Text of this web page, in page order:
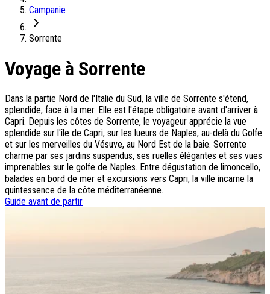
Notre nouveauté : Madère douceur Atlantique
Séjour en amoureux : Acacia Marina
Un circuit au charme slovène
Voyage en petit groupe au Parthénope
Nos voyages
Destinations
Croatie
Espagne
Grèce
Italie
Portugal
Campanie
Sorrente
Voyage à Sorrente
Dans la partie Nord de l'Italie du Sud, la ville de Sorrente s'étend,
splendide, face à la mer. Elle est l'étape obligatoire avant d'arriver à
Capri. Depuis les côtes de Sorrente, le voyageur apprécie la vue
splendide sur l'île de Capri, sur les lueurs de Naples, au-delà du Golfe
et sur les merveilles du Vésuve, au Nord Est de la baie. Sorrente
charme par ses jardins suspendus, ses ruelles élégantes et ses vues
imprenables sur le golfe de Naples. Entre dégustation de limoncello,
balades en bord de mer et excursions vers Capri, la ville incarne la
quintessence de la côte méditerranéenne.
Guide avant de partir